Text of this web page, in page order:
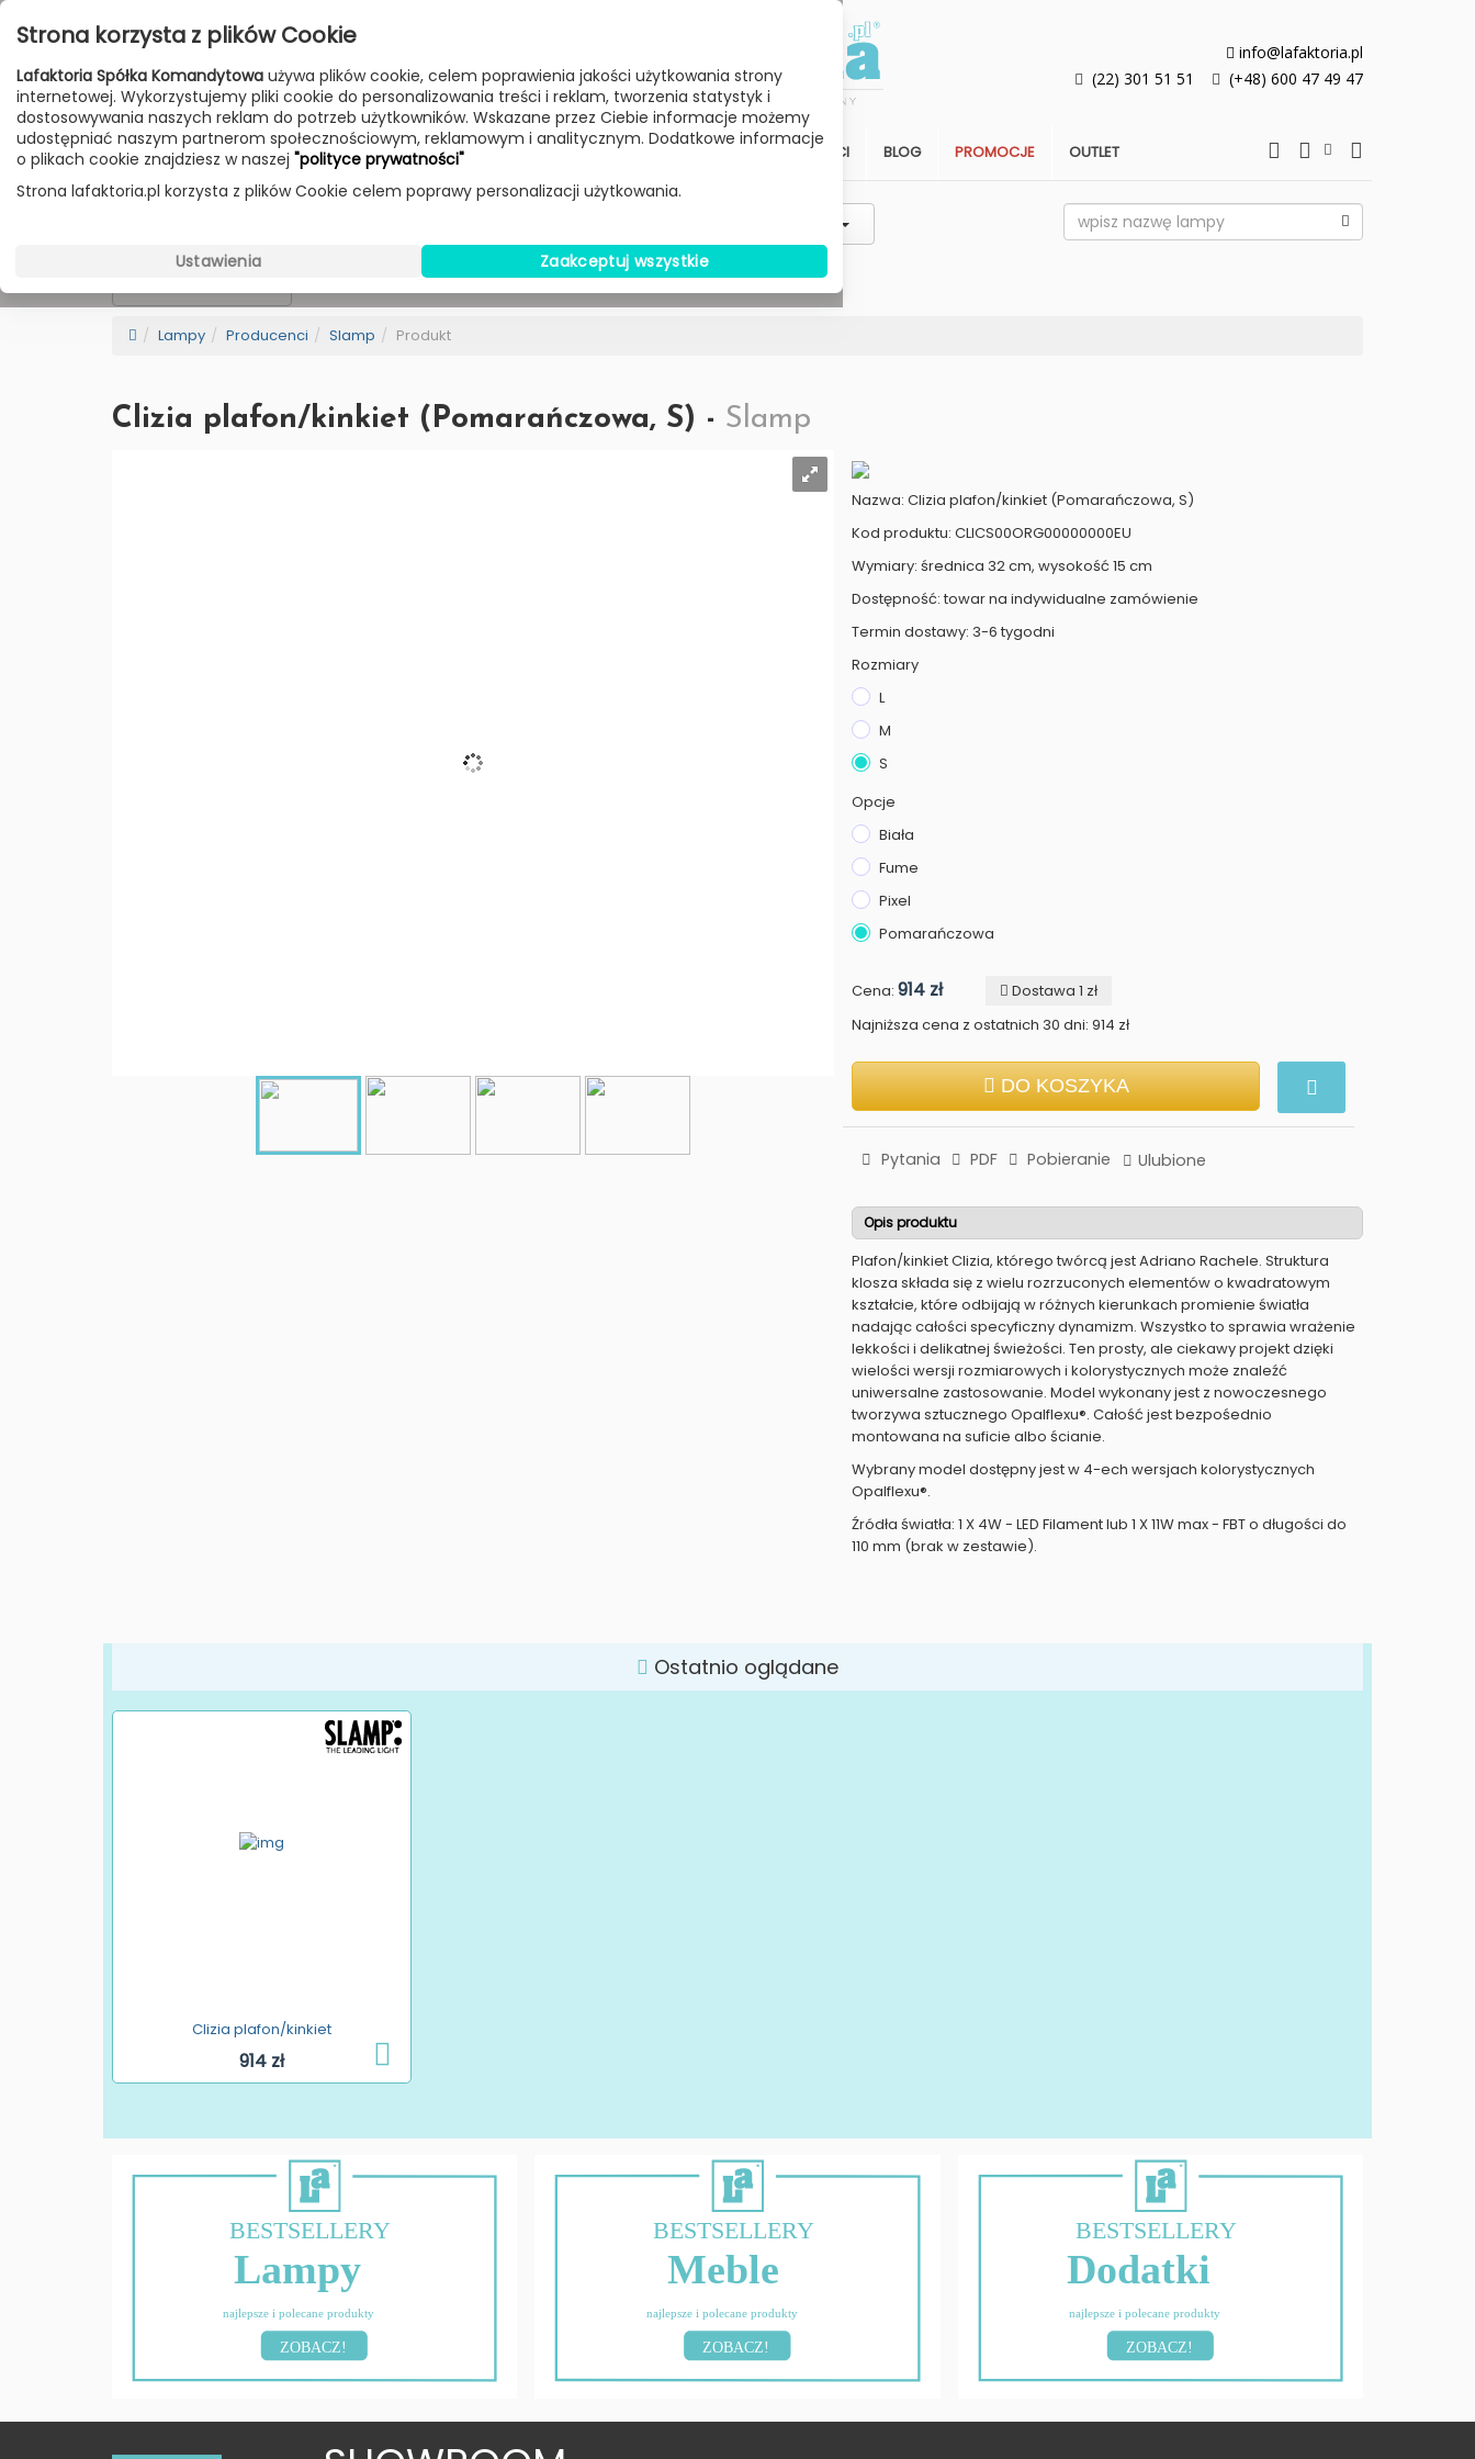
Przejdź do treści
Poniedziałek - Piątek 10:00-18:00
Sobota 10:00-14:00
info@lafaktoria.pl
(22) 301 51 51
(+48) 600 47 49 47
HOME LAMPY MEBLE DODATKI STREFA KLIENTA ARCHITEKCI BLOG PROMOCJE OUTLET
BESTSELLER W MAGAZYNIE
Lampy Producenci Slamp Produkt
Clizia plafon/kinkiet (Pomarańczowa, S) - Slamp
Nazwa: Clizia plafon/kinkiet (Pomarańczowa, S)
Kod produktu: CLICS00ORG00000000EU
Wymiary: średnica 32 cm, wysokość 15 cm
Dostępność: towar na indywidualne zamówienie
Termin dostawy: 3-6 tygodni
Rozmiary
L
M
S
Opcje
Biała
Fume
Pixel
Pomarańczowa
Cena:914 zł
Dostawa 1 zł
Najniższa cena z ostatnich 30 dni: 914 zł
DO KOSZYKA
Pytania PDF Pobieranie Ulubione
Opis produktu
Plafon/kinkiet Clizia, którego twórcą jest Adriano Rachele. Struktura
klosza składa się z wielu rozrzuconych elementów o kwadratowym
kształcie, które odbijają w różnych kierunkach promienie światła
nadając całości specyficzny dynamizm. Wszystko to sprawia wrażenie
lekkości i delikatnej świeżości. Ten prosty, ale ciekawy projekt dzięki
wielości wersji rozmiarowych i kolorystycznych może znaleźć
uniwersalne zastosowanie. Model wykonany jest z nowoczesnego
tworzywa sztucznego Opalflexu®. Całość jest bezpośednio
montowana na suficie albo ścianie.
Wybrany model dostępny jest w 4-ech wersjach kolorystycznych
Opalflexu®.
Źródła światła: 1 X 4W - LED Filament lub 1 X 11W max - FBT o długości do
110 mm (brak w zestawie).
Ostatnio oglądane
Clizia plafon/kinkiet
914 zł
BESTSELLERY
Lampy
najlepsze i polecane produkty
ZOBACZ!
BESTSELLERY
Meble
najlepsze i polecane produkty
ZOBACZ!
BESTSELLERY
Dodatki
najlepsze i polecane produkty
ZOBACZ!
Strona korzysta z plików Cookie
Lafaktoria Spółka Komandytowa używa plików cookie, celem poprawienia jakości użytkowania strony
internetowej. Wykorzystujemy pliki cookie do personalizowania treści i reklam, tworzenia statystyk i
dostosowywania naszych reklam do potrzeb użytkowników. Wskazane przez Ciebie informacje możemy
udostępniać naszym partnerom społecznościowym, reklamowym i analitycznym. Dodatkowe informacje
o plikach cookie znajdziesz w naszej "polityce prywatności"
Strona lafaktoria.pl korzysta z plików Cookie celem poprawy personalizacji użytkowania.
Zaakceptuj wszystkie
Ustawienia